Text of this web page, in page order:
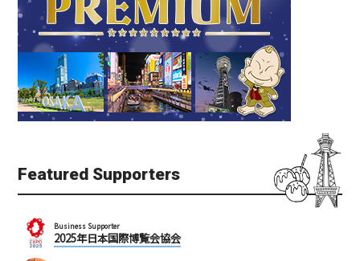
Featured Supporters
Business Supporter
2025年日本国際博覧会協会